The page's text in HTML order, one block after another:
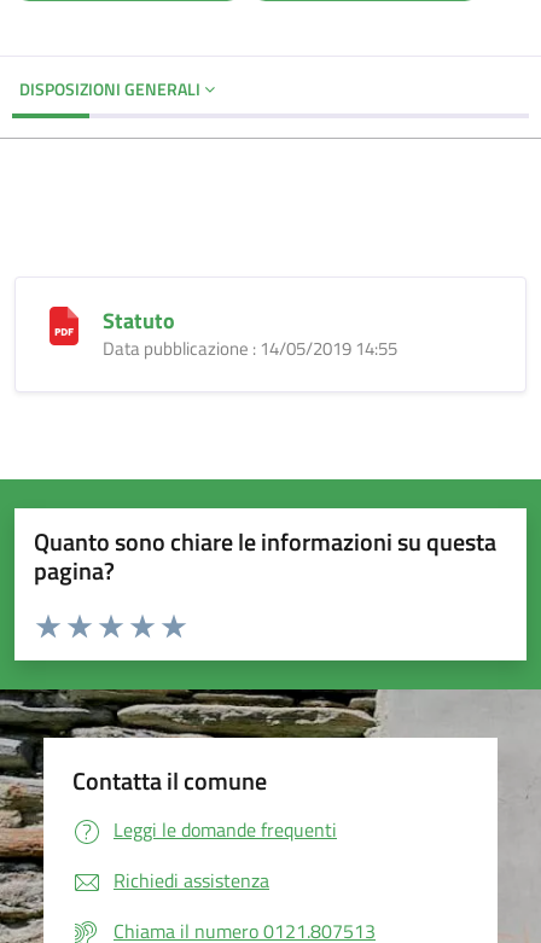
DISPOSIZIONI GENERALI
Statuto
Data pubblicazione : 14/05/2019 14:55
Quanto sono chiare le informazioni su questa
pagina?
Valuta da 1 a 5 stelle la pagina
Valuta 5 stelle su 5
Valuta 4 stelle su 5
Valuta 3 stelle su 5
Valuta 2 stelle su 5
Valuta 1 stelle su 5
Contatta il comune
Leggi le domande frequenti
Richiedi assistenza
Chiama il numero 0121.807513